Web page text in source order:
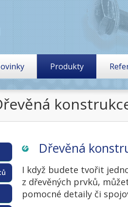
Dřevěná
I když budete tvořit
z dřevěných prvků,
pomocné detaily či
Produkty